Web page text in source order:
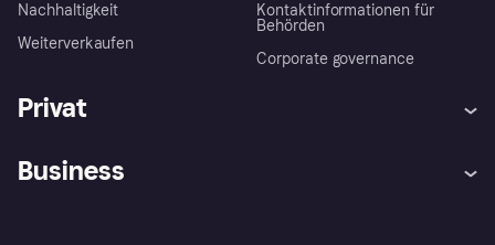
Nachhaltigkeit
Weiterverkaufen
Kontaktinformationen für
Behörden
Corporate governance
Privat
Business